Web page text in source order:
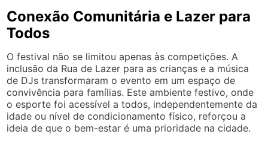
Conexão Comunitária e Lazer para
Todos
O festival não se limitou apenas às competições. A
inclusão da Rua de Lazer para as crianças e a música
de DJs transformaram o evento em um espaço de
convivência para famílias. Este ambiente festivo, onde
o esporte foi acessível a todos, independentemente da
idade ou nível de condicionamento físico, reforçou a
ideia de que o bem-estar é uma prioridade na cidade.